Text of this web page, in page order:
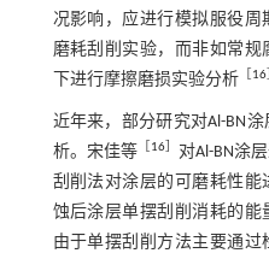
况影响，应进行模拟服役周
磨耗刮削实验，而非如常规
下进行摩擦磨损实验分析［ 16
近年来，部分研究对Al-BN
析。宋佳等［ 16］
对Al-BN涂
刮削法对涂层的可磨耗性能
蚀后涂层单摆刮削消耗的
由于单摆刮削方法主要通